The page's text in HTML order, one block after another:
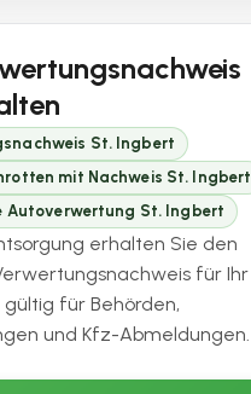
St. Ingbert
mit Nachweis St. Ingbert
Autoverwertung St. Ingbert
erhalten Sie den
für Ihr
für Behörden,
und Kfz-Abmeldungen.